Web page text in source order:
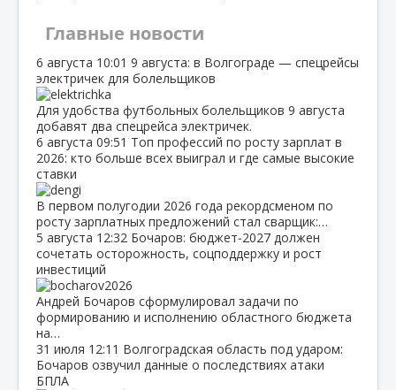
Главные новости
6 августа 10:01 9 августа: в Волгограде — спецрейсы
электричек для болельщиков
Для удобства футбольных болельщиков 9 августа
добавят два спецрейса электричек.
6 августа 09:51 Топ профессий по росту зарплат в
2026: кто больше всех выиграл и где самые высокие
ставки
В первом полугодии 2026 года рекордсменом по
росту зарплатных предложений стал сварщик:…
5 августа 12:32 Бочаров: бюджет‑2027 должен
сочетать осторожность, соцподдержку и рост
инвестиций
Андрей Бочаров сформулировал задачи по
формированию и исполнению областного бюджета
на…
31 июля 12:11 Волгоградская область под ударом:
Бочаров озвучил данные о последствиях атаки
БПЛА